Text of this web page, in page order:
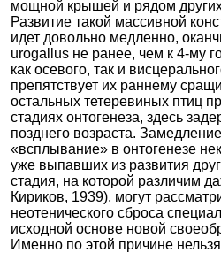
мощной крышей и рядом
Развитие такой массивной
идет довольно медленно,
urogallus не ранее, чем к 4-му
как осевого, так и
препятствует их раннему
остальных тетеревиных птиц
стадиях онтогенеза, здесь
позднего возраста.
«всплывание» в онтогенезе
уже выпавших из развития
стадия, на которой различим
Кириков, 1939), могут
неотенического сброса
исходной основе новой
Именно по этой причине